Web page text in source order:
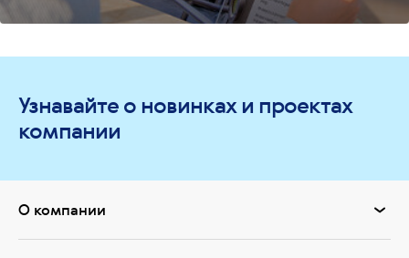
Узнавайте о новинках и проектах
компании
О компании